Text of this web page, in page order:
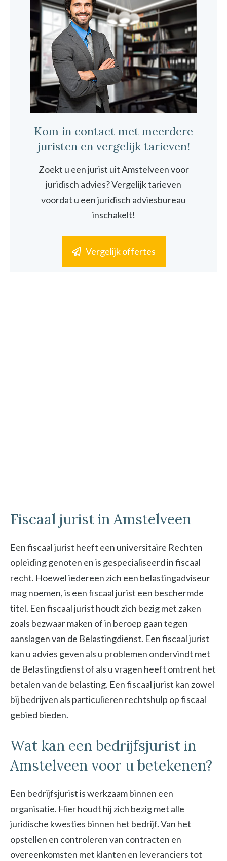
Kom in contact met meerdere
juristen en vergelijk tarieven!
Zoekt u een jurist uit Amstelveen voor
juridisch advies? Vergelijk tarieven
voordat u een juridisch adviesbureau
inschakelt!
Vergelijk offertes
Fiscaal jurist in Amstelveen
Een fiscaal jurist heeft een universitaire Rechten
opleiding genoten en is gespecialiseerd in fiscaal
recht. Hoewel iedereen zich een belastingadviseur
mag noemen, is een fiscaal jurist een beschermde
titel. Een fiscaal jurist houdt zich bezig met zaken
zoals bezwaar maken of in beroep gaan tegen
aanslagen van de Belastingdienst. Een fiscaal jurist
kan u advies geven als u problemen ondervindt met
de Belastingdienst of als u vragen heeft omtrent het
betalen van de belasting. Een fiscaal jurist kan zowel
bij bedrijven als particulieren rechtshulp op fiscaal
gebied bieden.
Wat kan een bedrijfsjurist in
Amstelveen voor u betekenen?
Een bedrijfsjurist is werkzaam binnen een
organisatie. Hier houdt hij zich bezig met alle
juridische kwesties binnen het bedrijf. Van het
opstellen en controleren van contracten en
overeenkomsten met klanten en leveranciers tot